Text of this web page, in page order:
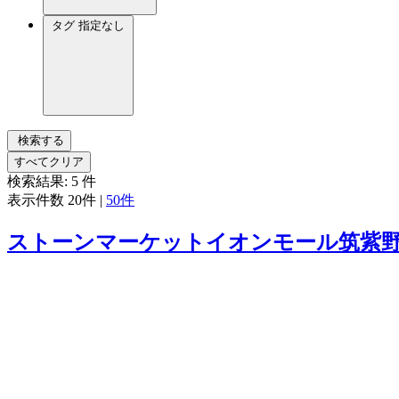
タグ 指定なし
検索する
すべてクリア
検索結果: 5 件
表示件数 20件 | 50件
ストーンマーケットイオンモール筑紫